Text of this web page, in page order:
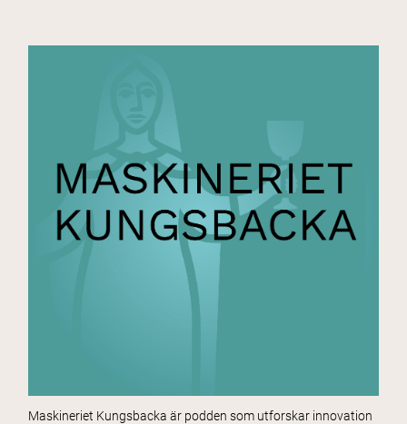
Maskineriet Kungsbacka är podden som utforskar innovation